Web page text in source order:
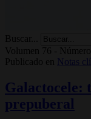
Buscar...
Volumen 76 -
Publicado en
Notas
Galactocele:
prepuberal